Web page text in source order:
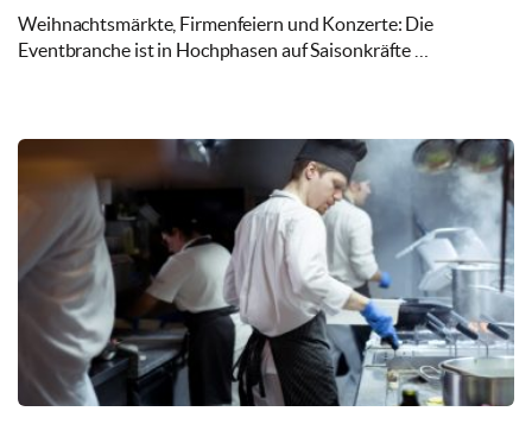
Weihnachtsmärkte, Firmenfeiern und Konzerte: Die
Eventbranche ist in Hochphasen auf Saisonkräfte …